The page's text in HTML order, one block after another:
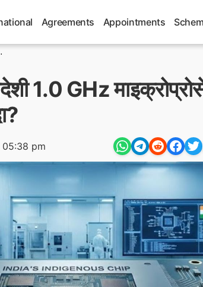
Agreements Appointments
1.0 GHz
05:38 pm